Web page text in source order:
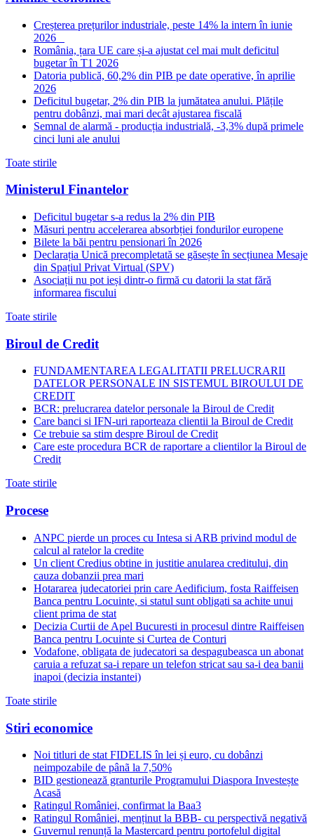
Creșterea prețurilor industriale, peste 14% la intern în iunie
2026
România, țara UE care și-a ajustat cel mai mult deficitul
bugetar în T1 2026
Datoria publică, 60,2% din PIB pe date operative, în aprilie
2026
Deficitul bugetar, 2% din PIB la jumătatea anului. Plățile
pentru dobânzi, mai mari decât ajustarea fiscală
Semnal de alarmă - producția industrială, -3,3% după primele
cinci luni ale anului
Toate stirile
Ministerul Finantelor
Deficitul bugetar s-a redus la 2% din PIB
Măsuri pentru accelerarea absorbției fondurilor europene
Bilete la băi pentru pensionari în 2026
Declarația Unică precompletată se găsește în secțiunea Mesaje
din Spațiul Privat Virtual (SPV)
Asociații nu pot ieși dintr-o firmă cu datorii la stat fără
informarea fiscului
Toate stirile
Biroul de Credit
FUNDAMENTAREA LEGALITATII PRELUCRARII
DATELOR PERSONALE IN SISTEMUL BIROULUI DE
CREDIT
BCR: prelucrarea datelor personale la Biroul de Credit
Care banci si IFN-uri raporteaza clientii la Biroul de Credit
Ce trebuie sa stim despre Biroul de Credit
Care este procedura BCR de raportare a clientilor la Biroul de
Credit
Toate stirile
Procese
ANPC pierde un proces cu Intesa si ARB privind modul de
calcul al ratelor la credite
Un client Credius obtine in justitie anularea creditului, din
cauza dobanzii prea mari
Hotararea judecatoriei prin care Aedificium, fosta Raiffeisen
Banca pentru Locuinte, si statul sunt obligati sa achite unui
client prima de stat
Decizia Curtii de Apel Bucuresti in procesul dintre Raiffeisen
Banca pentru Locuinte si Curtea de Conturi
Vodafone, obligata de judecatori sa despagubeasca un abonat
caruia a refuzat sa-i repare un telefon stricat sau sa-i dea banii
inapoi (decizia instantei)
Toate stirile
Stiri economice
Noi titluri de stat FIDELIS în lei și euro, cu dobânzi
neimpozabile de pânã la 7,50%
BID gestionează granturile Programului Diaspora Investește
Acasă
Ratingul României, confirmat la Baa3
Ratingul României, menținut la BBB- cu perspectivă negativă
Guvernul renunță la Mastercard pentru portofelul digital